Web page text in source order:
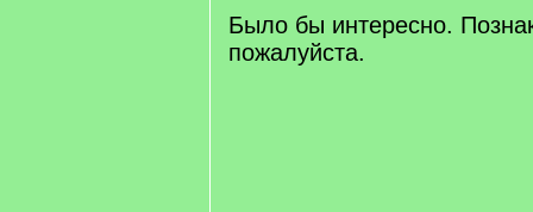
Было бы интересно.
пожалуйста.